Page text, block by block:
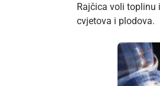
Rajčica voli toplinu
cvjetova i plodova.